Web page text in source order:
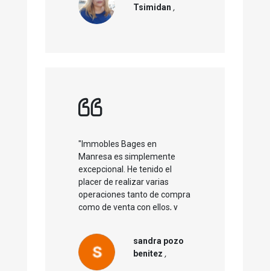
Seguro que volveremos a
colaborar. Gracias
Tsimidan ,
"Immobles Bages en
Manresa es simplemente
excepcional. He tenido el
placer de realizar varias
operaciones tanto de compra
como de venta con ellos, y
impecable. Su
profesionalidad es
incomparable; siempre se
sandra pozo
benitez ,